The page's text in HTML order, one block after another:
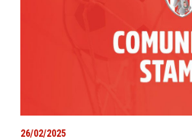
26/02/2025